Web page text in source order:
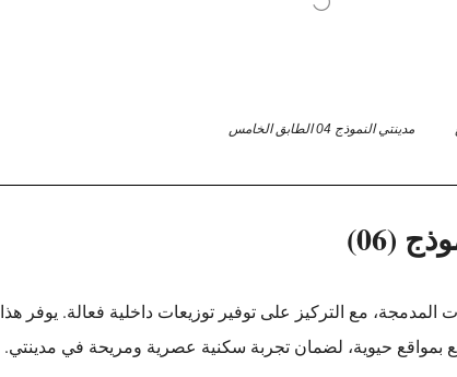
مدينتي النموذج 04 الطابق الخامس
(06)
المدمجة، مع التركيز على توفير توزيعات داخلية فعالة. يوفر هذا
بمواقع حيوية، لضمان تجربة سكنية عصرية ومريحة في مدينتي.